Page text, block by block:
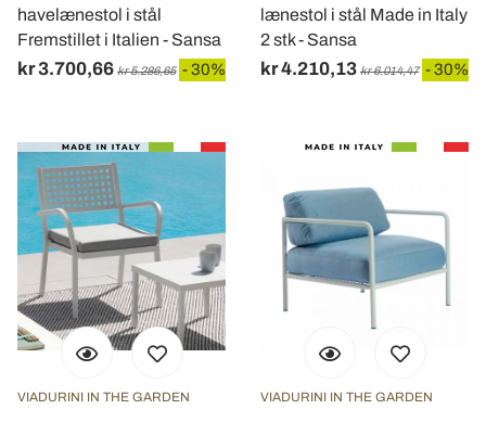
havelænestol i stål
Fremstillet i Italien - Sansa
kr 3.700,66 kr 5.286,65 - 30%
lænestol i stål Made in Italy
2 stk - Sansa
kr 4.210,13 kr 6.014,47 - 30%
VIADURINI IN THE GARDEN VIADURINI IN THE GARDEN